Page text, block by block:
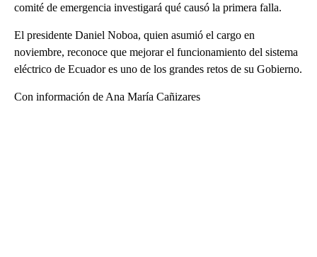
comité de emergencia investigará qué causó la primera falla.
El presidente Daniel Noboa, quien asumió el cargo en
noviembre, reconoce que mejorar el funcionamiento del sistema
eléctrico de Ecuador es uno de los grandes retos de su Gobierno.
Con información de Ana María Cañizares